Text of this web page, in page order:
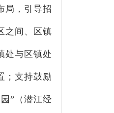
局，引导招
间、 区镇
处与区镇处
；支持鼓励
”（潜江经